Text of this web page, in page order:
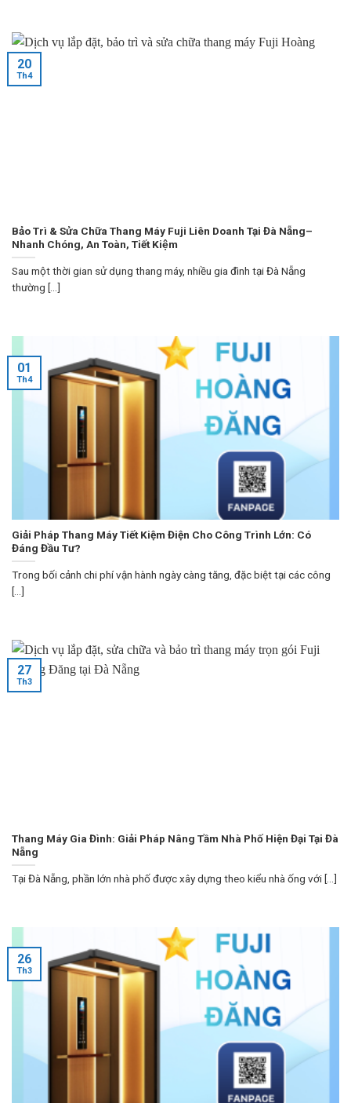
Bảo Trì & Sửa Chữa Thang Máy Fuji Liên Doanh Tại Đà Nẵng–
Nhanh Chóng, An Toàn, Tiết Kiệm
Sau một thời gian sử dụng thang máy, nhiều gia đình tại Đà Nẵng
thường [...]
20
Th4
Giải Pháp Thang Máy Tiết Kiệm Điện Cho Công Trình Lớn: Có
Đáng Đầu Tư?
Trong bối cảnh chi phí vận hành ngày càng tăng, đặc biệt tại các công
[...]
01
Th4
Thang Máy Gia Đình: Giải Pháp Nâng Tầm Nhà Phố Hiện Đại Tại Đà
Nẵng
Tại Đà Nẵng, phần lớn nhà phố được xây dựng theo kiểu nhà ống với [...]
27
Th3
26
Th3